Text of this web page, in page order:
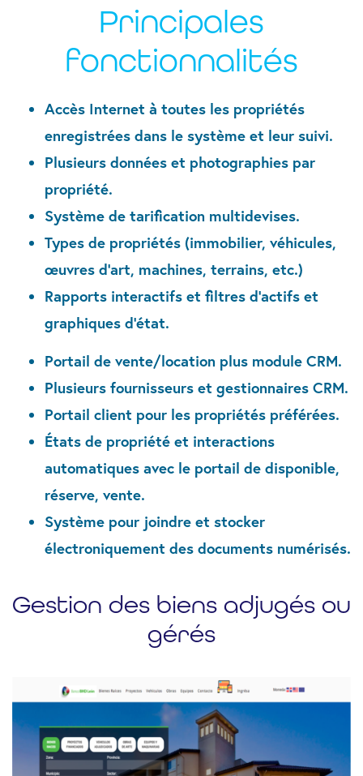
Principales
fonctionnalités
Accès Internet à toutes les propriétés
enregistrées dans le système et leur suivi.
Plusieurs données et photographies par
propriété.
Système de tarification multidevises.
Types de propriétés (immobilier, véhicules,
œuvres d’art, machines, terrains, etc.)
Rapports interactifs et filtres d’actifs et
graphiques d’état.
Portail de vente/location plus module CRM.
Plusieurs fournisseurs et gestionnaires CRM.
Portail client pour les propriétés préférées.
États de propriété et interactions
automatiques avec le portail de disponible,
réserve, vente.
Système pour joindre et stocker
électroniquement des documents numérisés.
Gestion des biens adjugés ou
gérés